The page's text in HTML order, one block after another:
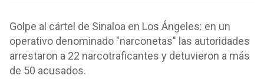
Golpe al cártel de Sinaloa en Los Ángeles: en un
operativo denominado "narconetas" las autoridades
arrestaron a 22 narcotraficantes y detuvieron a más
de 50 acusados.